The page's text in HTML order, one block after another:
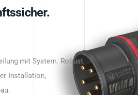
Stromverteilung
hier.
mit System. Robust
Installation,
Energie.
IP-geschützt und